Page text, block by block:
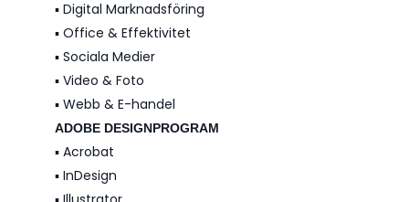
▪️ Digital Marknadsföring
▪️ Office & Effektivitet
▪️ Sociala Medier
▪️ Video & Foto
▪️ Webb & E-handel
ADOBE DESIGNPROGRAM
▪️ Acrobat
▪️ InDesign